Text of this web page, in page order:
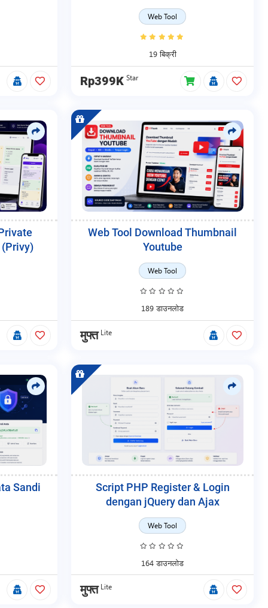
Web Tool
19 बिक्री
Rp399K Star
Web Tool Download Thumbnail
Youtube
Web Tool
189 डाउनलोड
मुफ्त Lite
Sandi
Script PHP Register & Login
dengan jQuery dan Ajax
Web Tool
164 डाउनलोड
मुफ्त Lite